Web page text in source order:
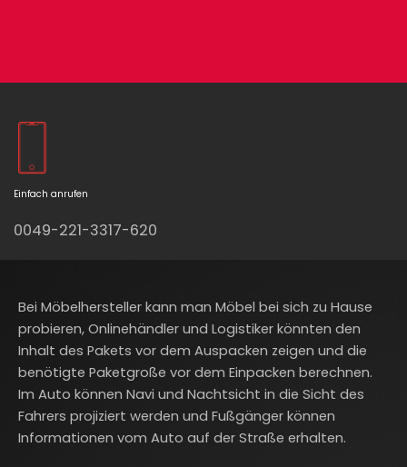
Einfach anrufen
0049-221-3317-620
Bei Möbelhersteller kann man Möbel bei sich zu Hause
probieren, Onlinehändler und Logistiker könnten den
Inhalt des Pakets vor dem Auspacken zeigen und die
benötigte Paketgroße vor dem Einpacken berechnen.
Im Auto können Navi und Nachtsicht in die Sicht des
Fahrers projiziert werden und Fußgänger können
Informationen vom Auto auf der Straße erhalten.